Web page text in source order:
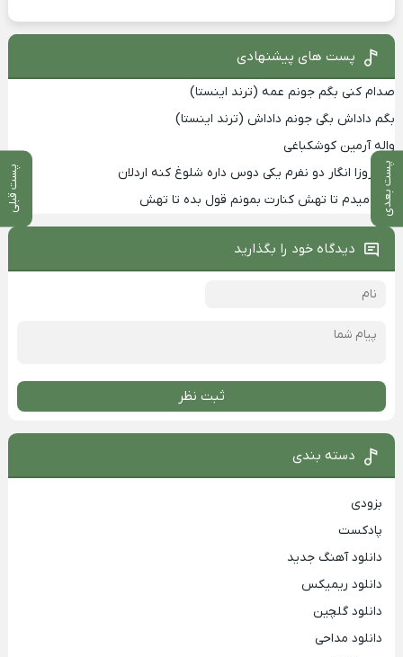
پست بعدی پست قبلی
پست های پیشنهادی
صدام کنی بگم جونم عمه (ترند اینستا)
بگم داداش بگی جونم داداش (ترند اینستا)
واله آرمین کوشکباغی
این روزا انگار دو نفرم یکی دوس داره شلوغ کنه اردلان
قول میدم تا تهش کنارت بمونم قول بده تا تهش
دیدگاه خود را بگذارید
ثبت نظر
دسته بندی
بزودی
پادکست
دانلود آهنگ جدید
دانلود ریمیکس
دانلود گلچین
دانلود مداحی